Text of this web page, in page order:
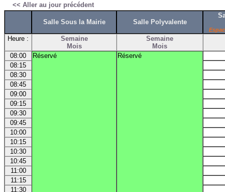
<< Aller au jour précédent
Salle Sous la Mairie Salle Polyvalente
Heure :
Semaine
Mois
Semaine
Mois
08:00
Réservé
Réservé
08:15
08:30
08:45
09:00
09:15
09:30
09:45
10:00
10:15
10:30
10:45
11:00
11:15
11:30